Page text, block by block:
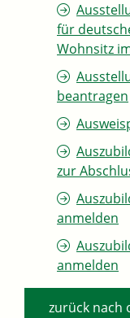
für
Wohnsitz
beantragen
zur
anmelden
anmelden
zurück nach